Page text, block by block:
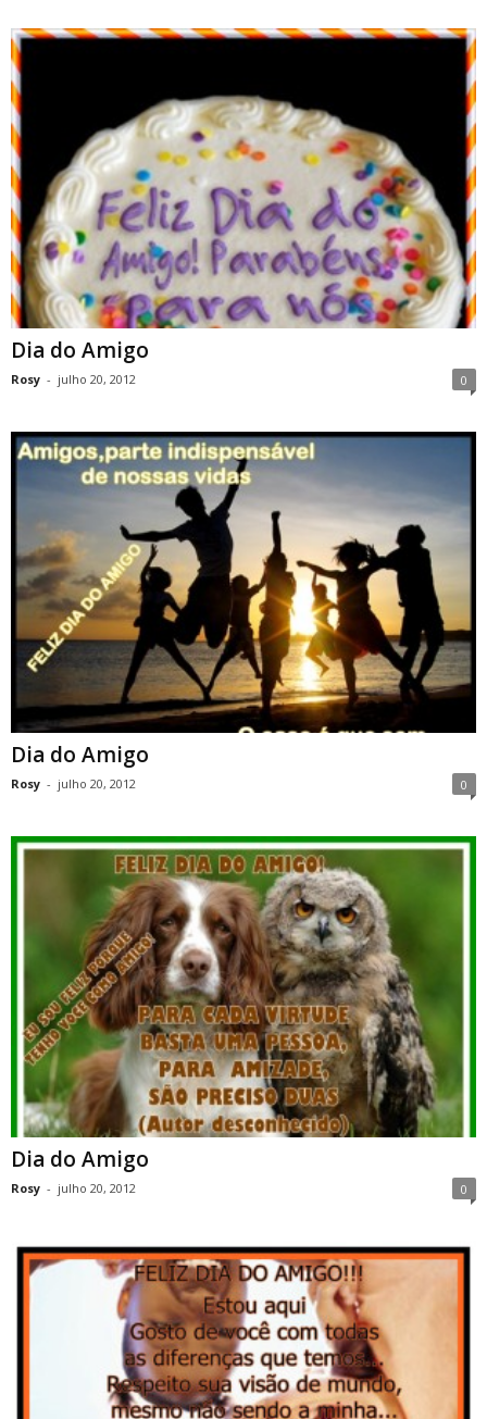
Dia do Amigo
Rosy - julho 20, 2012 0
Dia do Amigo
Rosy - julho 20, 2012 0
Dia do Amigo
Rosy - julho 20, 2012 0